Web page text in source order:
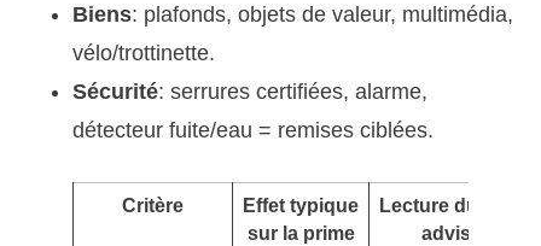
Biens: plafonds, objets de valeur, multimédia,
vélo/trottinette.
Sécurité: serrures certifiées, alarme,
détecteur fuite/eau = remises ciblées.
Critère
Effet typique
sur la prime
Lecture du robo-
advisor